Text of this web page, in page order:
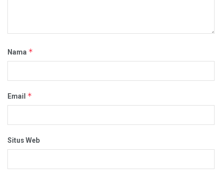
Nama *
Email *
Situs Web